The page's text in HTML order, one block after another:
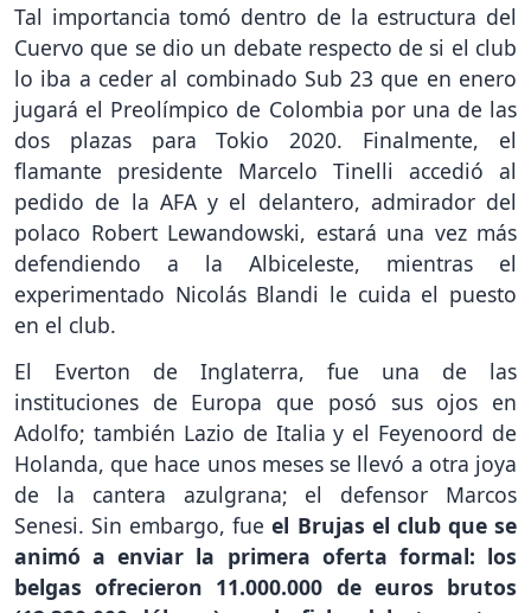
Tal importancia tomó dentro de la estructura del
Cuervo que se dio un debate respecto de si el club
lo iba a ceder al combinado Sub 23 que en enero
jugará el Preolímpico de Colombia por una de las
dos plazas para Tokio 2020. Finalmente, el
flamante presidente Marcelo Tinelli accedió al
pedido de la AFA y el delantero, admirador del
polaco Robert Lewandowski, estará una vez más
defendiendo a la Albiceleste, mientras el
experimentado Nicolás Blandi le cuida el puesto
en el club.
El Everton de Inglaterra, fue una de las
instituciones de Europa que posó sus ojos en
Adolfo; también Lazio de Italia y el Feyenoord de
Holanda, que hace unos meses se llevó a otra joya
de la cantera azulgrana; el defensor Marcos
Senesi. Sin embargo, fue el Brujas el club que se
animó a enviar la primera oferta formal: los
belgas ofrecieron 11.000.000 de euros brutos